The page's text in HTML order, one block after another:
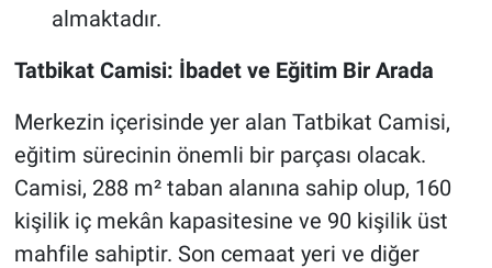
almaktadır.
Tatbikat Camisi: İbadet ve Eğitim Bir Arada
Merkezin içerisinde yer alan Tatbikat Camisi,
eğitim sürecinin önemli bir parçası olacak.
Camisi, 288 m² taban alanına sahip olup, 160
kişilik iç mekân kapasitesine ve 90 kişilik üst
mahfile sahiptir. Son cemaat yeri ve diğer